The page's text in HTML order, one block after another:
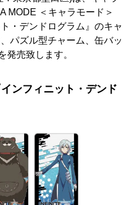
MODE ＜キャラモード＞
・デンドログラム』のキャ
パズル型チャーム、缶バッ
発売致します。
ンフィニット・デンド